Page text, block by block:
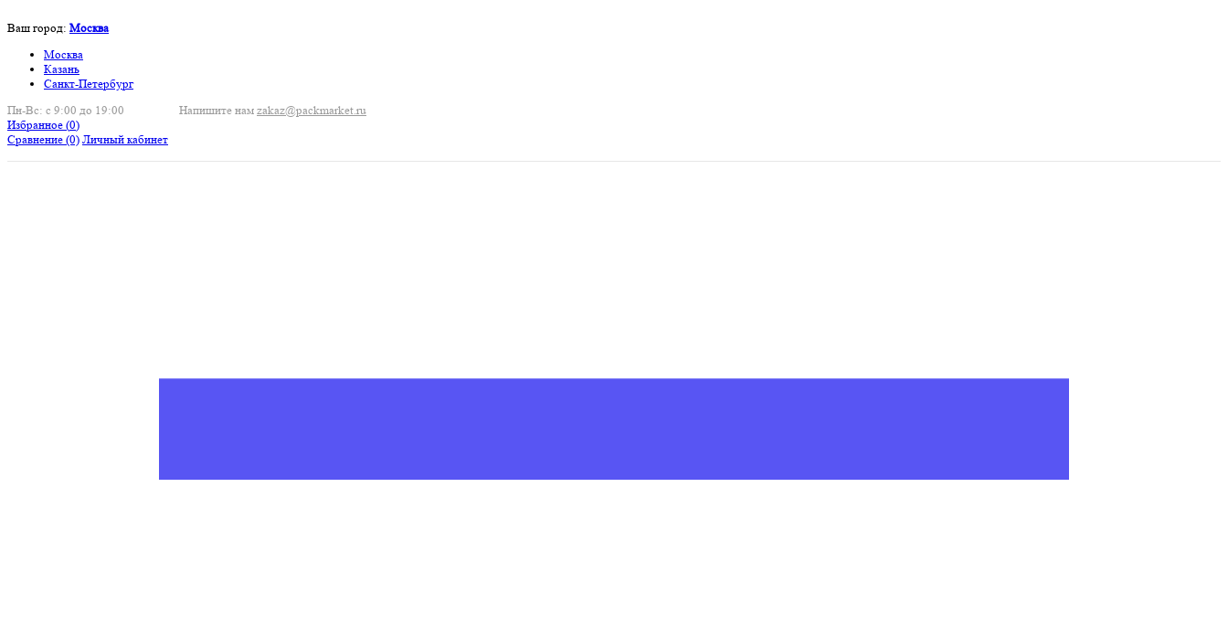
Ваш город: Москва
Москва
Казань
Санкт-Петербург
Пн-Вс: с 9:00 до 19:00
Напишите нам zakaz@packmarket.ru
Избранное (0)
Сравнение (0) Личный кабинет